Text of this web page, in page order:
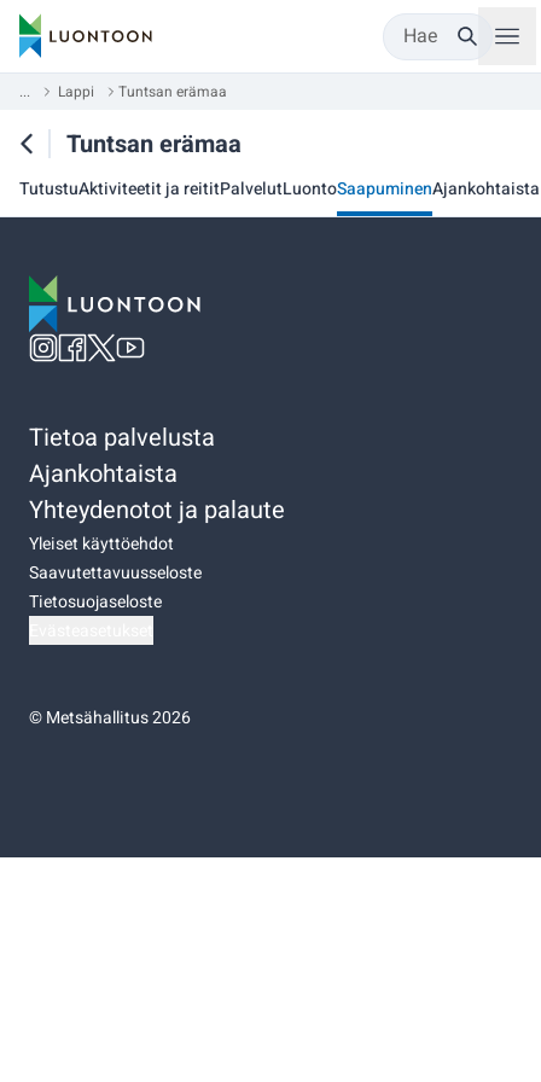
Hae
... Lappi Tuntsan erämaa
Tuntsan erämaa
TutustuAktiviteetit ja reititPalvelutLuontoSaapuminenAjankohtaista
Tietoa palvelusta
Ajankohtaista
Yhteydenotot ja palaute
Yleiset käyttöehdot
Saavutettavuusseloste
Tietosuojaseloste
©Metsähallitus 2026